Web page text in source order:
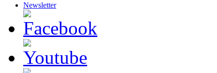
Newsletter